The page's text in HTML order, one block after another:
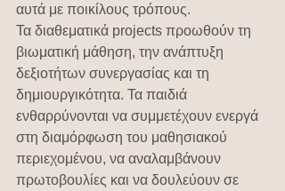
αυτά με ποικίλους τρόπους.
Τα διαθεματικά projects προωθούν τη
βιωματική μάθηση, την ανάπτυξη
δεξιοτήτων συνεργασίας και τη
δημιουργικότητα. Τα παιδιά
ενθαρρύνονται να συμμετέχουν ενεργά
στη διαμόρφωση του μαθησιακού
περιεχομένου, να αναλαμβάνουν
πρωτοβουλίες και να δουλεύουν σε